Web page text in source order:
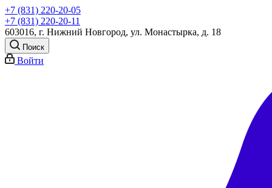
+7 (831) 220-20-05
+7 (831) 220-20-11
603016, г. Нижний Новгород, ул. Монастырка, д. 18
Поиск
Войти